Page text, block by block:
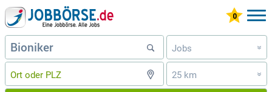
Jobs »
25 km »